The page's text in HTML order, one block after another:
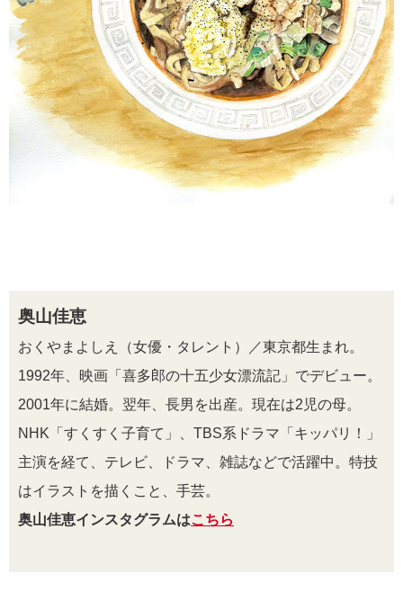
奥山佳恵
おくやまよしえ（女優・タレント）／東京都生まれ。
1992年、映画「喜多郎の十五少女漂流記」でデビュー。
2001年に結婚。翌年、長男を出産。現在は2児の母。
NHK「すくすく子育て」、TBS系ドラマ「キッパリ！」
主演を経て、テレビ、ドラマ、雑誌などで活躍中。特技
はイラストを描くこと、手芸。
奥山佳恵インスタグラムはこちら